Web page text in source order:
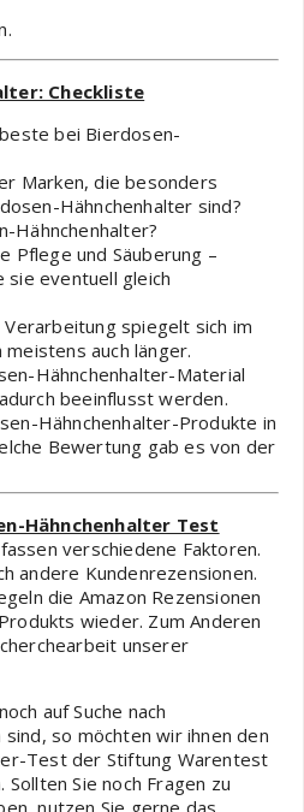
Checkliste
bei Bierdosen-
Marken, die besonders
Hähnchenhalter sind?
Hähnchenhalter?
Pflege und Säuberung –
sie eventuell gleich
spiegelt sich im
auch länger.
Hähnchenhalter-Material
beeinflusst werden.
Hähnchenhalter-Produkte in
Bewertung gab es von der
Hähnchenhalter Test
verschiedene Faktoren.
andere Kundenrezensionen.
die Amazon Rezensionen
wieder. Zum Anderen
unserer
auf Suche nach
so möchten wir ihnen den
Test der Stiftung Warentest
Sie noch Fragen zu
nutzen Sie gerne das